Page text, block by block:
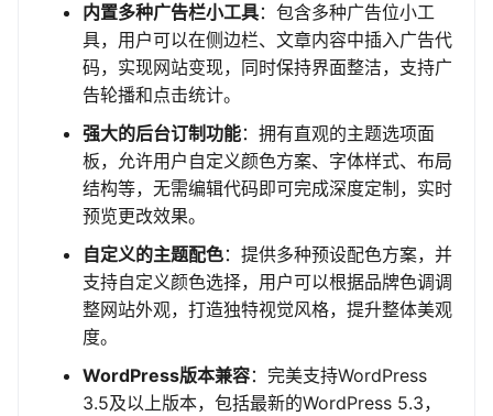
内置多种广告栏小工具：包含多种广告位小工
具，用户可以在侧边栏、文章内容中插入广告代
码，实现网站变现，同时保持界面整洁，支持广
告轮播和点击统计。
强大的后台订制功能：拥有直观的主题选项面
板，允许用户自定义颜色方案、字体样式、布局
结构等，无需编辑代码即可完成深度定制，实时
预览更改效果。
自定义的主题配色：提供多种预设配色方案，并
支持自定义颜色选择，用户可以根据品牌色调调
整网站外观，打造独特视觉风格，提升整体美观
度。
WordPress版本兼容：完美支持WordPress
3.5及以上版本，包括最新的WordPress 5.3，